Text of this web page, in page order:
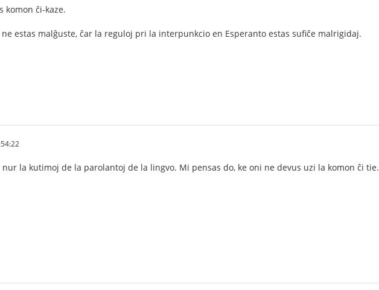
komon ĉi-kaze.
estas malĝuste, ĉar la reguloj pri la interpunkcio en Esperanto estas sufiĉe malrigidaj.
nur la kutimoj de la parolantoj de la lingvo. Mi pensas do, ke oni ne devus uzi la komon ĉi tie.